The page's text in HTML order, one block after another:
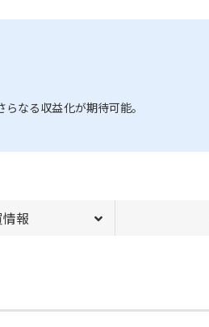
なる収益化が期待可能。
報